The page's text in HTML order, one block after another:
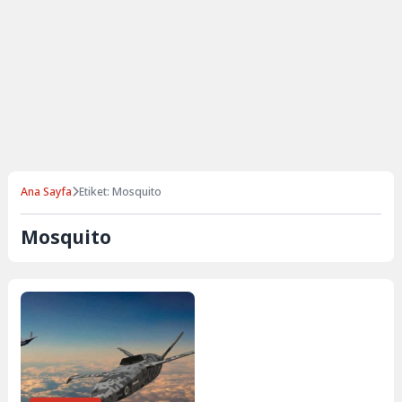
Ana Sayfa Etiket: Mosquito
Mosquito